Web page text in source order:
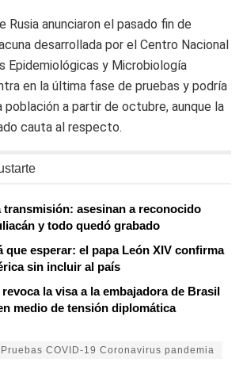
Rusia anunciaron el pasado fin de
desarrollada por el Centro Nacional
Epidemiológicas y Microbiología
en la última fase de pruebas y podría
población a partir de octubre, aunque la
cauta al respecto.
transmisión: asesinan a reconocido
y todo quedó grabado
que esperar: el papa León XIV confirma
sin incluir al país
la visa a la embajadora de Brasil
medio de tensión diplomática
Pruebas COVID-19 Coronavirus pandemia